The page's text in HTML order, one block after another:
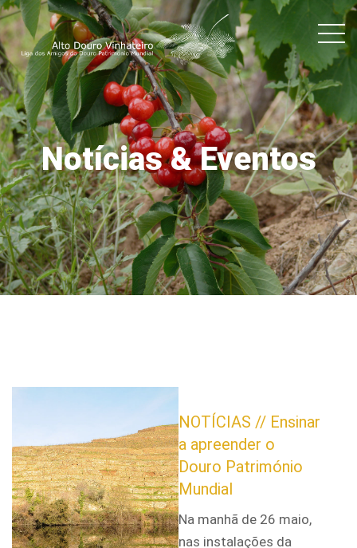
Notícias & Eventos
NOTÍCIAS // Ensinar
a apreender o
Douro Património
Mundial
Na manhã de 26 maio,
nas instalações da